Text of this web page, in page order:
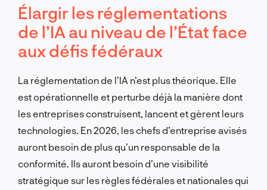
Élargir les réglementations
de l’IA au niveau de l’État face
aux défis fédéraux
La réglementation de l’IA n’est plus théorique. Elle
est opérationnelle et perturbe déjà la manière dont
les entreprises construisent, lancent et gèrent leurs
technologies. En 2026, les chefs d’entreprise avisés
auront besoin de plus qu’un responsable de la
conformité. Ils auront besoin d’une visibilité
stratégique sur les règles fédérales et nationales qui